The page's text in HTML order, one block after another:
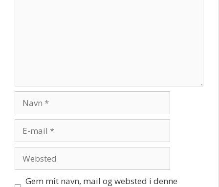
mail
Gem mit navn, mail og websted i denne